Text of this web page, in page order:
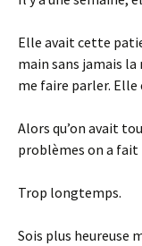
Elle avait cette
main sans jamais
me faire parler. Elle
Alors qu’on avait
problèmes on a fait
Trop longtemps.
Sois plus heureuse